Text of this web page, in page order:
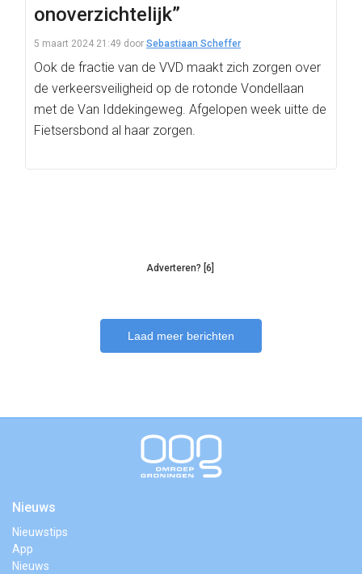
onoverzichtelijk”
5 maart 2024 21:49 door Sebastiaan Scheffer
Ook de fractie van de VVD maakt zich zorgen over
de verkeersveiligheid op de rotonde Vondellaan
met de Van Iddekingeweg. Afgelopen week uitte de
Fietsersbond al haar zorgen.
Adverteren? [6]
Laad meer berichten
Nieuws
Nieuwstips
App
Nieuws